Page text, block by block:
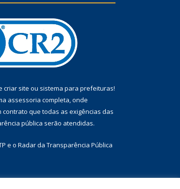
criar site ou sistema para prefeituras!
assessoria completa, onde
contrato que todas as exigências das
pública serão atendidas.
e o Radar da Transparência Pública